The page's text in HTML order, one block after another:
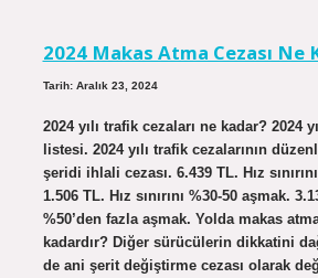
2024 Makas Atma Cezası Ne
Tarih: Aralık 23, 2024
2024 yılı trafik cezaları ne kadar? 2024
listesi. 2024 yılı trafik cezalarının
şeridi ihlali cezası. 6.439 TL. Hız
1.506 TL. Hız sınırını %30-50 aşmak.
%50’den fazla aşmak. Yolda makas
kadardır? Diğer sürücülerin dikkatini
de ani şerit değiştirme cezası olarak